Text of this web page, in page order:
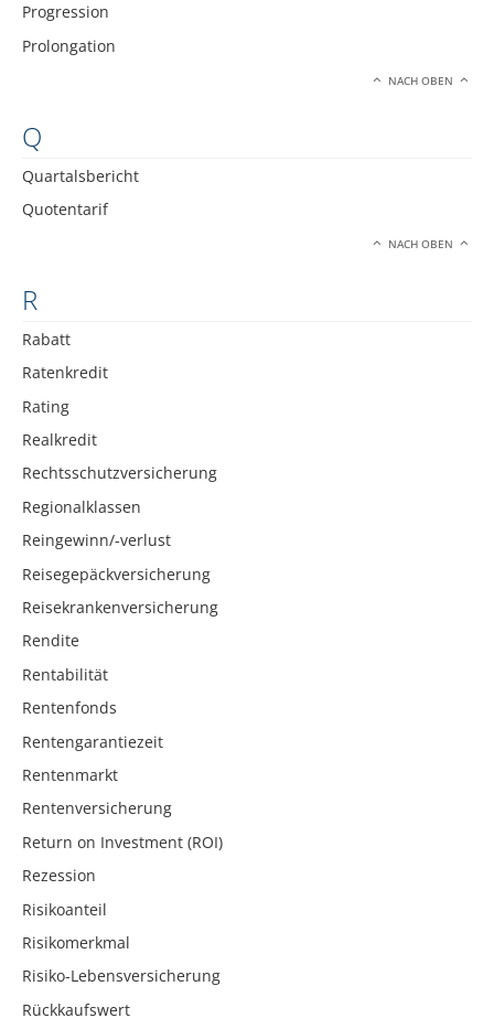
Progression
Prolongation
NACH OBEN
Q
Quartalsbericht
Quotentarif
NACH OBEN
R
Rabatt
Ratenkredit
Rating
Realkredit
Rechtsschutzversicherung
Regionalklassen
Reingewinn/-verlust
Reisegepäckversicherung
Reisekrankenversicherung
Rendite
Rentabilität
Rentenfonds
Rentengarantiezeit
Rentenmarkt
Rentenversicherung
Return on Investment (ROI)
Rezession
Risikoanteil
Risikomerkmal
Risiko-Lebensversicherung
Rückkaufswert